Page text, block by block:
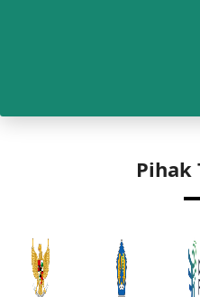
Pihak